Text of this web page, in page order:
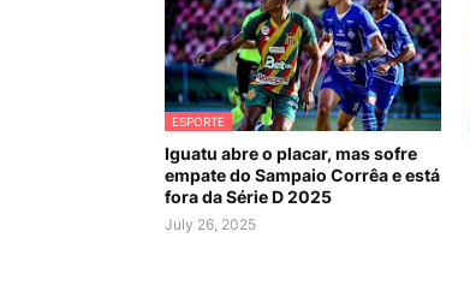
ESPORTE
Iguatu abre o placar, mas sofre
empate do Sampaio Corrêa e está
fora da Série D 2025
July 26, 2025